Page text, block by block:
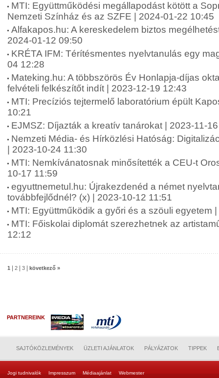
MTI: Együttműködési megállapodást kötött a
Nemzeti Színház és az SZFE | 2024-01-22 10:45
Alfakapos.hu: A kereskedelem biztos
2024-01-12 09:50
KRÉTA IFM: Térítésmentes nyelvtanulás egy
04 12:28
Mateking.hu: A többszörös Év Honlapja-díjas
felvételi felkészítőt indít | 2023-12-19 12:43
MTI: Precíziós tejtermelő laboratórium épült
10:21
EJMSZ: Díjazták a kreatív tanárokat | 2023-11-
Nemzeti Média- és Hírközlési Hatóság:
| 2023-10-24 11:30
MTI: Nemkívánatosnak minősítették a CEU-t
10-17 11:59
egyuttnemetul.hu: Újrakezdenéd a német
továbbfejlődnél? (x) | 2023-10-12 11:51
MTI: Együttműködik a győri és a szöuli egyetem
MTI: Főiskolai diplomát szerezhetnek az
12:12
1 2 3 következő »
PARTNEREINK
SAJTÓKÖZLEMÉNYEK ÜZLETI AJÁNLATOK PÁLYÁZATOK TIPPEK
Jogi tudnivalók Impresszum Médiaajánlat Webmester